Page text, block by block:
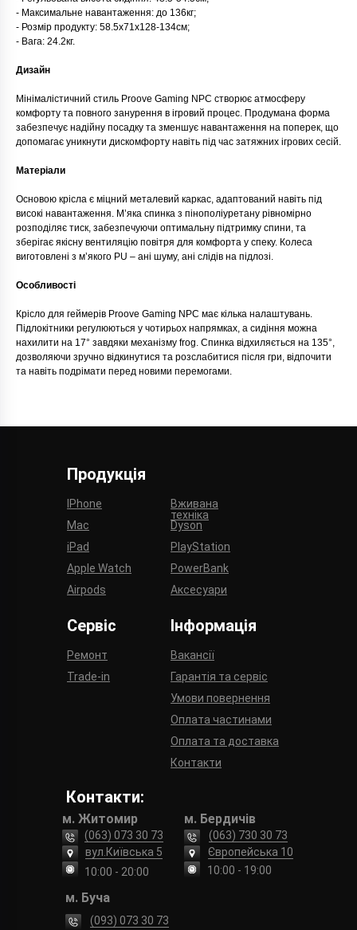
- Максимальне навантаження: до 136кг;
- Розмір продукту: 58.5x71x128-134см;
- Вага: 24.2кг.
Дизайн
Мінімалістичний стиль Proove Gaming NPC створює атмосферу
комфорту та повного занурення в ігровий процес. Продумана форма
забезпечує надійну посадку та зменшує навантаження на поперек, що
допомагає уникнути дискомфорту навіть під час затяжних ігрових сесій.
Матеріали
Основою крісла є міцний металевий каркас, адаптований навіть під
високі навантаження. М’яка спинка з пінополіуретану рівномірно
розподіляє тиск, забезпечуючи оптимальну підтримку спини, та
зберігає якісну вентиляцію повітря для комфорта у спеку. Колеса
виготовлені з м’якого PU – ані шуму, ані слідів на підлозі.
Особливості
Крісло для геймерів Proove Gaming NPC має кілька налаштувань.
Підлокітники регулюються у чотирьох напрямках, а сидіння можна
нахилити на 17° завдяки механізму frog. Спинка відхиляється на 135°,
дозволяючи зручно відкинутися та розслабитися після гри, відпочити
та навіть подрімати перед новими перемогами.
Продукція
IPhone
Mac
iPad
Apple Watch
Airpods
Вживана
техніка
Dyson
PlayStation
PowerBank
Аксесуари
Сервіс
Ремонт
Trade-in
Інформація
Вакансії
Гарантія та сервіс
Умови повернення
Оплата та доставка
Оплата частинами
Контакти
Контакти:
м. Житомир
вул.Київська 5
10:00 - 20:00
(063) 073 30 73
м. Бердичів
Європейська 10
10:00 - 19:00
(063) 730 30 73
м. Буча
(093) 073 30 73